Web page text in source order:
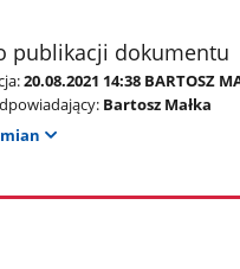
publikacji dokumentu
20.08.2021 14:38 BARTOSZ
Bartosz Małka